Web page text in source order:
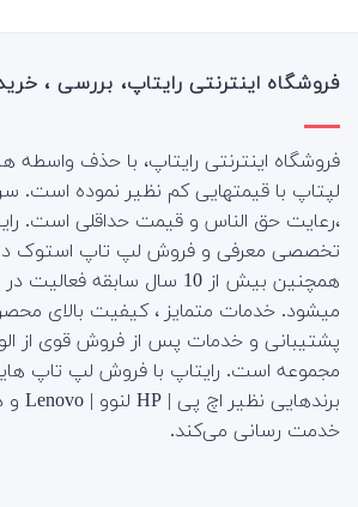
فروشگاه اینترنتی رایتاپ، بررسی ،
فروشگاه اینترنتی رایتاپ، با حذف واسطه
لپتاپ با قیمتهایی کم نظیر نموده است.
،رعایت حق الناس و قیمت حداقلی است.
تخصصی معرفی و فروش لپ تاپ استوک
همچنین بیش از 10 سال سابقه
میشود. خدمات متمایز ، کیفیت بالای
پشتیبانی و خدمات پس از فروش قوی از
مجموعه است. رایتاپ با فروش لپ تاپ
خدمت رسانی می‌کند.